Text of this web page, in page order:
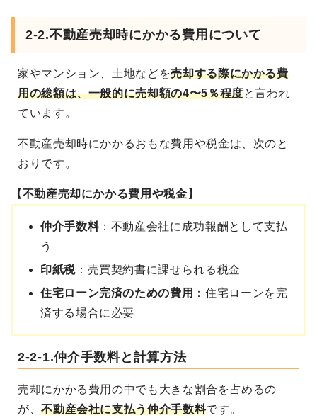
2-2.不動産売却時にかかる費用について
家やマンション、土地などを売却する際にかかる費
用の総額は、一般的に売却額の4〜5％程度と言われ
ています。
不動産売却時にかかるおもな費用や税金は、次のと
おりです。
【不動産売却にかかる費用や税金】
仲介手数料：不動産会社に成功報酬として支払
う
印紙税：売買契約書に課せられる税金
住宅ローン完済のための費用 ：住宅ローンを完
済する場合に必要
2-2-1.仲介手数料と計算方法
売却にかかる費用の中でも大きな割合を占めるの
が、不動産会社に支払う仲介手数料です。